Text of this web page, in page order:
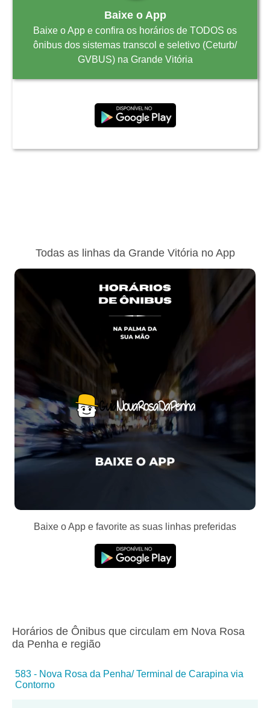
Baixe o App
Baixe o App e confira os horários de TODOS os
ônibus dos sistemas transcol e seletivo (Ceturb/
GVBUS) na Grande Vitória
Todas as linhas da Grande Vitória no App
Baixe o App e favorite as suas linhas preferidas
Horários de Ônibus que circulam em Nova Rosa
da Penha e região
583 - Nova Rosa da Penha/ Terminal de Carapina via
Contorno